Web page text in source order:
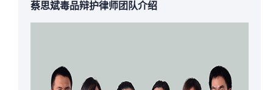
蔡思斌毒品辩护律师团队介绍